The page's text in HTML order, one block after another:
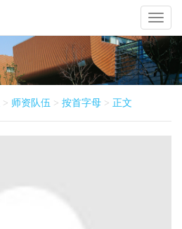
Toggle
> 师资队伍 > 按首字母 > 正文